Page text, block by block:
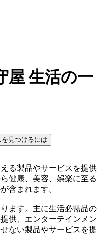
屋 生活の一
見つけるには
る製品やサービスを提供
健康、美容、娯楽に至る
含まれます。
ます。主に生活必需品の
供、エンターテインメン
ない製品やサービスを提